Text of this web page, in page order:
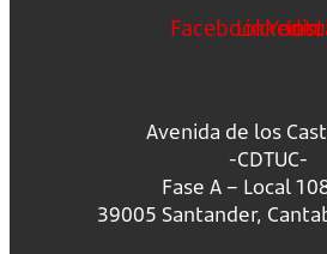
FacebookLinkedin
Avenida de los
-CDTUC-
Fase A – Local
39005 Santander,